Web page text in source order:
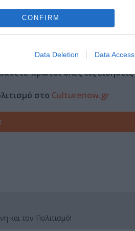
CONFIRM
Data Deletion Data Access
πρώτοι όλες τις ειδήσεις
στο Culturenow.gr
και τον Πολιτισμό!